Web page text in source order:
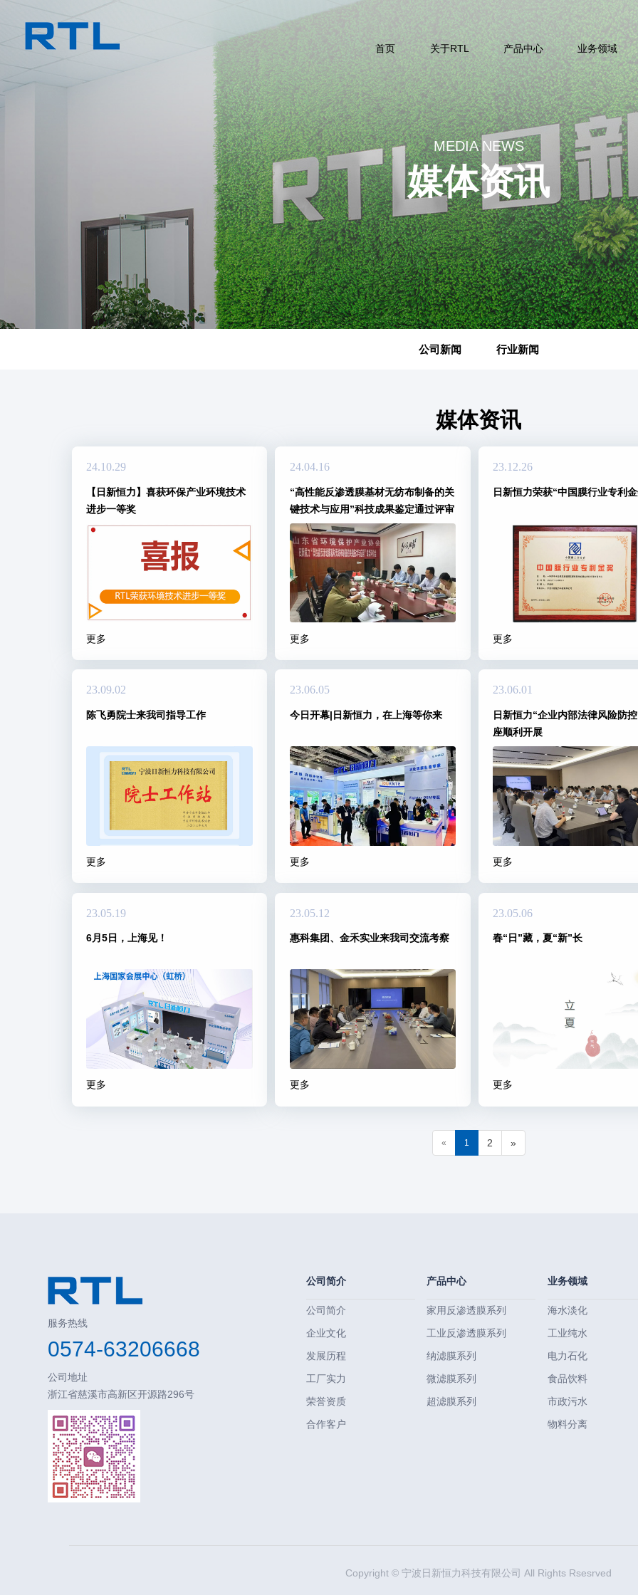
首页 关于RTL 产品中心 业务领域
MEDIA NEWS
媒体资讯
公司新闻 行业新闻
媒体资讯
24.10.29
【日新恒力】喜获环保产业环境技术
进步一等奖
更多
24.04.16
“高性能反渗透膜基材无纺布制备的关
键技术与应用”科技成果鉴定通过评审
更多
23.12.26
日新恒力荣获“中国膜行业专利
更多
23.09.02
陈飞勇院士来我司指导工作
更多
23.06.05
今日开幕|日新恒力，在上海等你来
更多
23.06.01
日新恒力“企业内部法律风险防
座顺利开展
更多
23.05.19
6月5日，上海见！
更多
23.05.12
惠科集团、金禾实业来我司交流考察
更多
23.05.06
春“日”藏，夏“新”长
更多
« 1 2 »
服务热线
0574-63206668
公司地址
浙江省慈溪市高新区开源路296号
公司简介
公司简介
企业文化
发展历程
工厂实力
荣誉资质
合作客户
产品中心
家用反渗透膜系列
工业反渗透膜系列
纳滤膜系列
微滤膜系列
超滤膜系列
业务领域
海水淡化
工业纯水
电力石化
食品饮料
市政污水
物料分离
Copyright © 宁波日新恒力科技有限公司 All Rights Rsesrved